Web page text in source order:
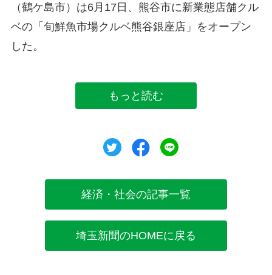
（鶴ケ島市）は6月17日、熊谷市に新業態店舗クル
ベの「旬鮮魚市場クルベ熊谷銀座店」をオープン
した。
もっと読む
ツイートシェア
経済・社会の記事一覧
埼玉新聞のHOMEに戻る